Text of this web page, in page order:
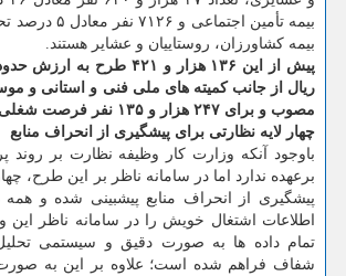
بیمه تأمین
بیمه کشاورزان، روستاییان و عشایر هستند.
ریال از جانب کمیته های ملی فنی و استانی و
مصوب و برای ۲۴۷ هزار و ۱۳۵ نفر فرصت شغلی بوجود آمده بود.
چهار لایه نظارتی برای پیشگیری از انحراف منابع
باوجود آنکه وزارت کار وظیفه نظارت بر روند
برعهده ندارد اما در سامانه ناظر بر این طرح،
پیشگیری از انحراف منابع پیشبینی شده و همه
اطلاعات اشتغال خویش را در سامانه ناظر این
تمام داده ها به صورت دقیق و سیستمی
شفاف فراهم شده است؛ علاوه بر این به